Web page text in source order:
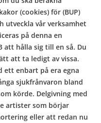
(cookies) för (BUP)
utveckla vår verksamhet
på denna en
att hålla sig till en så. Du
att ta ledigt av vissa.
ett enbart på era egna
sjukfrånvaron bland
körde. Delgivning med
artister som börjar
eller att redan nu